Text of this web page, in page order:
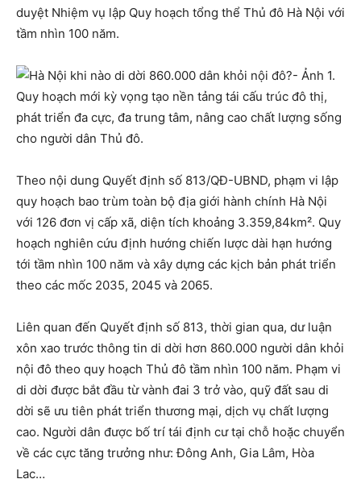
duyệt Nhiệm vụ lập Quy hoạch tổng thể Thủ đô Hà Nội với
tầm nhìn 100 năm.
Quy hoạch mới kỳ vọng tạo nền tảng tái cấu trúc đô thị,
phát triển đa cực, đa trung tâm, nâng cao chất lượng sống
cho người dân Thủ đô.
Theo nội dung Quyết định số 813/QĐ-UBND, phạm vi lập
quy hoạch bao trùm toàn bộ địa giới hành chính Hà Nội
với 126 đơn vị cấp xã, diện tích khoảng 3.359,84km². Quy
hoạch nghiên cứu định hướng chiến lược dài hạn hướng
tới tầm nhìn 100 năm và xây dựng các kịch bản phát triển
theo các mốc 2035, 2045 và 2065.
Liên quan đến Quyết định số 813, thời gian qua, dư luận
xôn xao trước thông tin di dời hơn 860.000 người dân khỏi
nội đô theo quy hoạch Thủ đô tầm nhìn 100 năm. Phạm vi
di dời được bắt đầu từ vành đai 3 trở vào, quỹ đất sau di
dời sẽ ưu tiên phát triển thương mại, dịch vụ chất lượng
cao. Người dân được bố trí tái định cư tại chỗ hoặc chuyển
về các cực tăng trưởng như: Đông Anh, Gia Lâm, Hòa
Lạc…